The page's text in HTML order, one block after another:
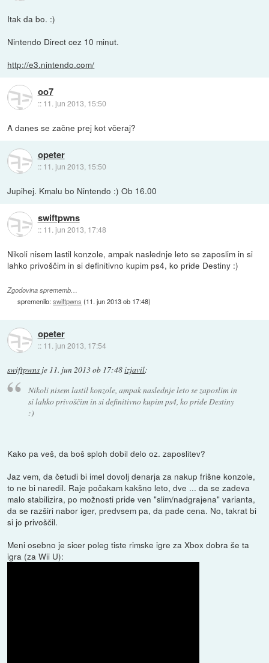
Itak da bo. :)
Nintendo Direct cez 10 minut.
http://e3.nintendo.com/
oo7
:: 11. jun 2013, 15:50
A danes se začne prej kot včeraj?
opeter
:: 11. jun 2013, 15:50
Jupihej. Kmalu bo Nintendo :) Ob 16.00
swiftpwns
:: 11. jun 2013, 17:48
Nikoli nisem lastil konzole, ampak naslednje leto se zaposlim in si
lahko privoščim in si definitivno kupim ps4, ko pride Destiny :)
Zgodovina sprememb…
spremenilo:swiftpwns (11. jun 2013 ob 17:48)
opeter
:: 11. jun 2013, 17:54
swiftpwns je 11. jun 2013 ob 17:48izjavil:
Nikoli nisem lastil konzole, ampak naslednje leto se zaposlim in
si lahko privoščim in si definitivno kupim ps4, ko pride Destiny
:)
Kako pa veš, da boš sploh dobil delo oz. zaposlitev?
Jaz vem, da četudi bi imel dovolj denarja za nakup frišne konzole,
to ne bi naredil. Raje počakam kakšno leto, dve ... da se zadeva
malo stabilizira, po možnosti pride ven "slim/nadgrajena" varianta,
da se razširi nabor iger, predvsem pa, da pade cena. No, takrat bi
si jo privoščil.
Meni osebno je sicer poleg tiste rimske igre za Xbox dobra še ta
igra (za Wii U):